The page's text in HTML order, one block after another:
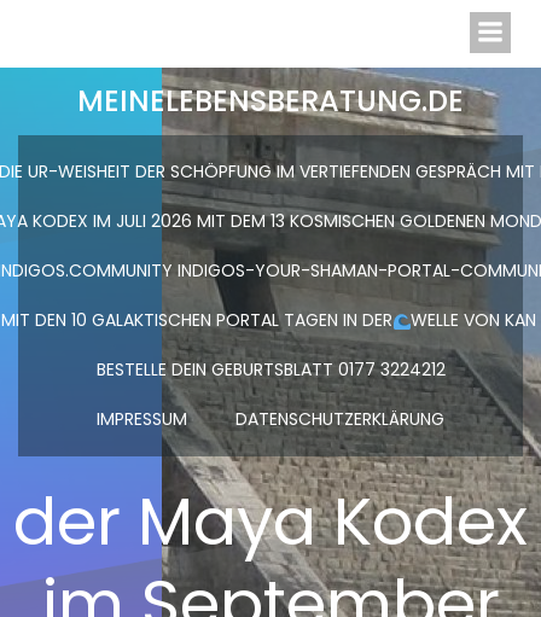
springen
MEINELEBENSBERATUNG.DE
UR-WEISHEIT DER SCHÖPFUNG IM VERTIEFENDEN GESPRÄCH MIT
KODEX IM JULI 2026 MIT DEM 13 KOSMISCHEN GOLDENEN
INDIGOS-YOUR-SHAMAN-PORTAL-
DEN 10 GALAKTISCHEN PORTAL TAGEN IN DER WELLE VON
BESTELLE DEIN GEBURTSBLATT 0177 3224212
IMPRESSUM DATENSCHUTZERKLÄRUNG
der Maya Kodex